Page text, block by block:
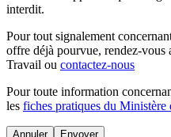
interdit.
Pour tout signalement
offre déjà pourvue, rendez-vous
Travail ou contactez-nous
Pour toute information
les fiches pratiques du Ministère
Annuler